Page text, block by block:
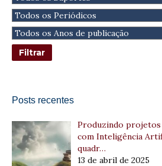
Posts recentes
Produzindo
com Inteligência
quadr…
13 de abril de 2025